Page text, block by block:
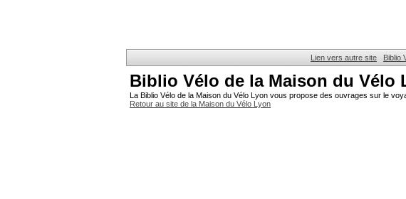
Lien vers autre site Biblio
Biblio Vélo de la Maison du Vélo
La Biblio Vélo de la Maison du Vélo Lyon vous propose des ouvrages sur le
Retour au site de la Maison du Vélo Lyon